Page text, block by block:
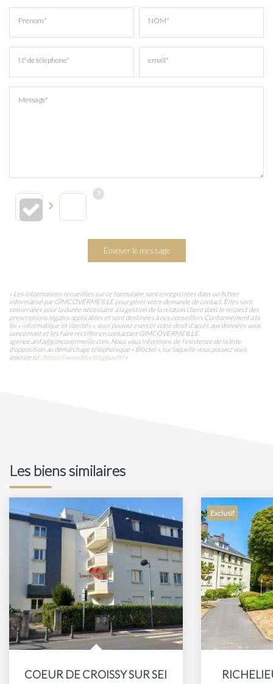
Prénom* NOM*
N° de téléphone* email*
Message*
Envoyer le message
« Les informations recueillies sur ce formulaire sont enregistrées dans un fichier
informatisé par GIMCOVERMEILLE pour gérer votre demande de contact. Elles sont
conservées pour la durée nécessaire à la gestion de la relation client dans le respect des
prescriptions légales applicables et sont destinées à nos conseillers Conformément à la
loi « informatique et libertés », vous pouvez exercer votre droit d'accès aux données vous
concernant et les faire rectifier en contactant GIMCOVERMEILLE
agence.aisfa@gimcovermeille.com. Nous vous informons de l'existence de la liste
d'opposition au démarchage téléphonique « Bloctel », sur laquelle vous pouvez vous
inscrire ici : https://www.bloctel.gouv.fr/»
Les biens similaires
COEUR DE CROISSY SUR SEINE
Exclusif